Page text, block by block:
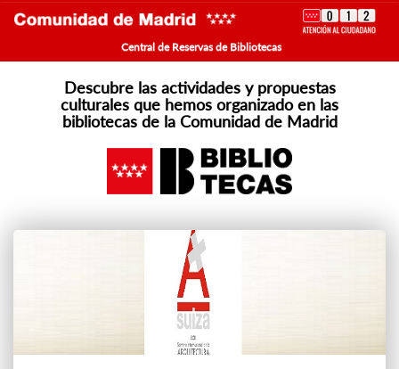
Central de Reservas de Bibliotecas
Descubre las actividades y propuestas
culturales que hemos organizado en las
bibliotecas de la Comunidad de Madrid